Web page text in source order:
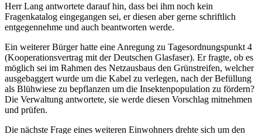
Herr Lang antwortete darauf hin, dass bei ihm noch kein
Fragenkatalog eingegangen sei, er diesen aber gerne schriftlich
entgegennehme und auch beantworten werde.
Ein weiterer Bürger hatte eine Anregung zu Tagesordnungspunkt 4
(Kooperationsvertrag mit der Deutschen Glasfaser). Er fragte, ob es
möglich sei im Rahmen des Netzausbaus den Grünstreifen, welcher
ausgebaggert wurde um die Kabel zu verlegen, nach der Befüllung
als Blühwiese zu bepflanzen um die Insektenpopulation zu fördern?
Die Verwaltung antwortete, sie werde diesen Vorschlag mitnehmen
und prüfen.
Die nächste Frage eines weiteren Einwohners drehte sich um den